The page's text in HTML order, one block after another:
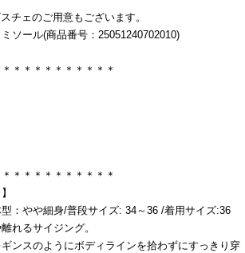
チェのご用意もございます。
ソール(商品番号：25051240702010)
＊＊＊＊＊＊＊＊＊＊
＊＊＊＊＊＊＊＊＊＊
：やや細身/普段サイズ: 34～36 /着用サイズ:36
れるサイジング。
ンスのようにボディラインを拾わずにすっきり穿